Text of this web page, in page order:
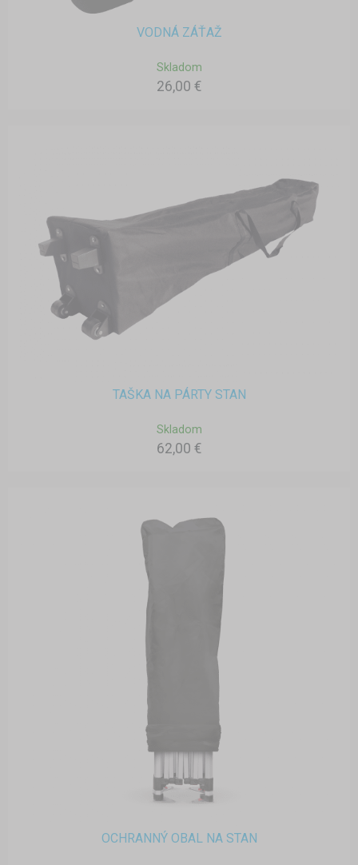
VODNÁ ZÁŤAŽ
Skladom
26,00 €
TAŠKA NA PÁRTY STAN
Skladom
62,00 €
OCHRANNÝ OBAL NA STAN